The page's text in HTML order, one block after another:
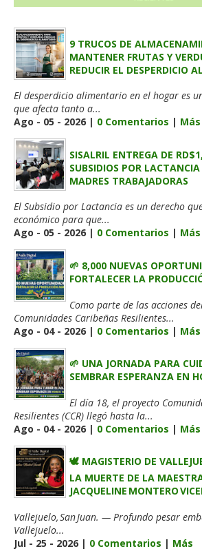
9 TRUCOS DE
MANTENER FRUTAS Y
REDUCIR EL DESPERDICIO
El desperdicio alimentario en el hogar es
que afecta tanto a...
Ago - 05 - 2026 | 0 Comentarios | Más
SISALRIL ENTREGA DE
SUBSIDIOS POR
MADRES TRABAJADORAS
El Subsidio por Lactancia es un derecho
económico para que...
Ago - 05 - 2026 | 0 Comentarios | Más
🌱 8,000 NUEVAS
FORTALECER LA
Como parte de las acciones
Comunidades Caribeñas Resilientes...
Ago - 04 - 2026 | 0 Comentarios | Más
🌱 UNA JORNADA PARA
SEMBRAR ESPERANZA EN
El día 18, el proyecto
Resilientes (CCR) llegó hasta la...
Ago - 04 - 2026 | 0 Comentarios | Más
🕊️ MAGISTERIO DE
LA MUERTE DE LA
JACQUELINE MONTERO
Vallejuelo, San Juan. — Profundo pesar
Vallejuelo...
Jul - 25 - 2026 | 0 Comentarios | Más